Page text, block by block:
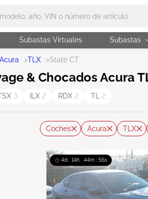
Subastas Virtuales Subastas
Acura >TLX >State CT
& Chocados Acura
3 ILX 2 RDX 2 TL 2
Coches Acura TLX
4d : 14h : 44m : 54s